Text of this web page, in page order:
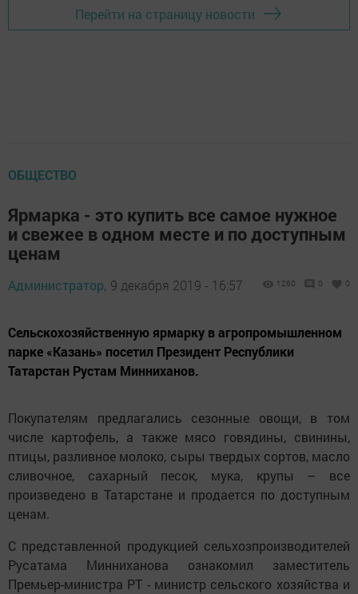
Перейти на страницу новости
ОБЩЕСТВО
Ярмарка - это купить все самое нужное
и свежее в одном месте и по доступным
ценам
Администратор, 9 декабря 2019 - 16:57 1260 0 0
Сельскохозяйственную ярмарку в агропромышленном
парке «Казань» посетил Президент Республики
Татарстан Рустам Минниханов.
Покупателям предлагались сезонные овощи, в том
числе картофель, а также мясо говядины, свинины,
птицы, разливное молоко, сыры твердых сортов, масло
сливочное, сахарный песок, мука, крупы – все
произведено в Татарстане и продается по доступным
ценам.
С представленной продукцией сельхозпроизводителей
Русатама Минниханова ознакомил заместитель
Премьер-министра РТ - министр сельского хозяйства и